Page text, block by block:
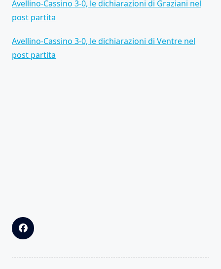
Avellino-Cassino 3-0, le dichiarazioni di Graziani nel
post partita
Avellino-Cassino 3-0, le dichiarazioni di Ventre nel
post partita